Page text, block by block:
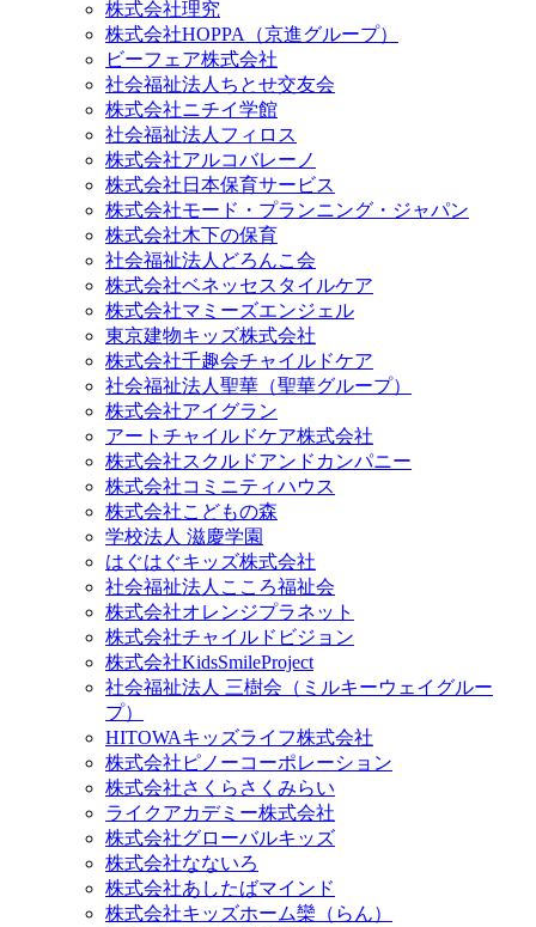
株式会社理究
株式会社HOPPA（京進グループ）
ビーフェア株式会社
社会福祉法人ちとせ交友会
株式会社ニチイ学館
社会福祉法人フィロス
株式会社アルコバレーノ
株式会社日本保育サービス
株式会社モード・プランニング・ジャパン
株式会社木下の保育
社会福祉法人どろんこ会
株式会社ベネッセスタイルケア
株式会社マミーズエンジェル
東京建物キッズ株式会社
株式会社千趣会チャイルドケア
社会福祉法人聖華（聖華グループ）
株式会社アイグラン
アートチャイルドケア株式会社
株式会社スクルドアンドカンパニー
株式会社コミニティハウス
株式会社こどもの森
学校法人 滋慶学園
はぐはぐキッズ株式会社
社会福祉法人こころ福祉会
株式会社オレンジプラネット
株式会社チャイルドビジョン
株式会社KidsSmileProject
社会福祉法人 三樹会（ミルキーウェイグルー
プ）
HITOWAキッズライフ株式会社
株式会社ピノーコーポレーション
株式会社さくらさくみらい
ライクアカデミー株式会社
株式会社グローバルキッズ
株式会社なないろ
株式会社あしたばマインド
株式会社キッズホーム欒（らん）